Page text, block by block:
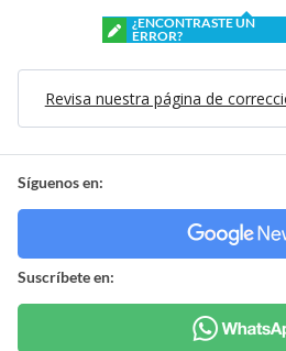
¿ENCONTRASTE UN
ERROR?
Revisa nuestra página de
Síguenos en:
Suscríbete en: